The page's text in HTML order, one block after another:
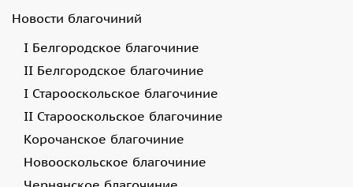
Новости благочиний
I Белгородское благочиние
II Белгородское благочиние
I Старооскольское благочиние
II Старооскольское благочиние
Корочанское благочиние
Новооскольское благочиние